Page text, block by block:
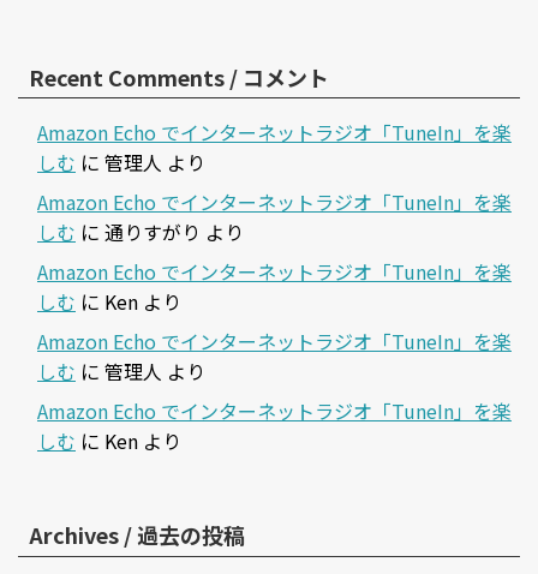
Recent Comments / コメント
Amazon Echo でインターネットラジオ「TuneIn」を楽
しむ に 管理人 より
Amazon Echo でインターネットラジオ「TuneIn」を楽
しむ に 通りすがり より
Amazon Echo でインターネットラジオ「TuneIn」を楽
しむ に Ken より
Amazon Echo でインターネットラジオ「TuneIn」を楽
しむ に 管理人 より
Amazon Echo でインターネットラジオ「TuneIn」を楽
しむ に Ken より
Archives / 過去の投稿